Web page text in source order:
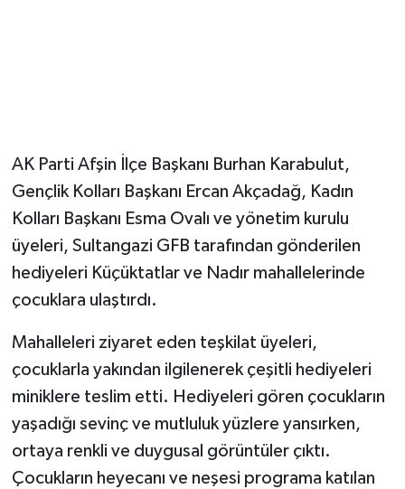
AK Parti Afşin İlçe Başkanı Burhan Karabulut,
Gençlik Kolları Başkanı Ercan Akçadağ, Kadın
Kolları Başkanı Esma Ovalı ve yönetim kurulu
üyeleri, Sultangazi GFB tarafından gönderilen
hediyeleri Küçüktatlar ve Nadır mahallelerinde
çocuklara ulaştırdı.
Mahalleleri ziyaret eden teşkilat üyeleri,
çocuklarla yakından ilgilenerek çeşitli hediyeleri
miniklere teslim etti. Hediyeleri gören çocukların
yaşadığı sevinç ve mutluluk yüzlere yansırken,
ortaya renkli ve duygusal görüntüler çıktı.
Çocukların heyecanı ve neşesi programa katılan